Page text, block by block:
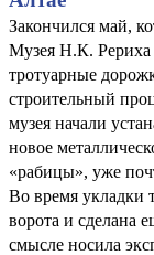
Закончился май,
Музея Н.К.
тротуарные
строительный
музея начали
новое
«рабицы», уже
Во время укладки
ворота и сделана
смысле носила